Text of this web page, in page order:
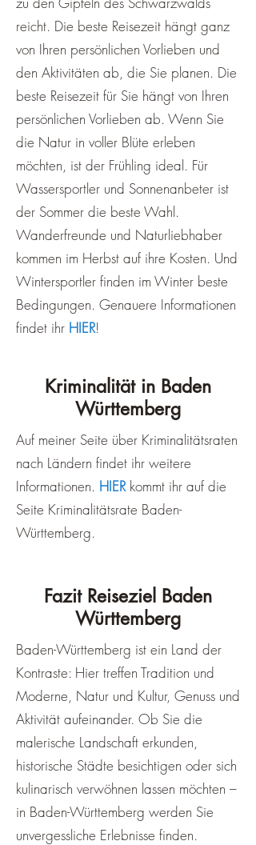
reicht. Die beste Reisezeit hängt ganz
von Ihren persönlichen Vorlieben und
den Aktivitäten ab, die Sie planen. Die
beste Reisezeit für Sie hängt von Ihren
persönlichen Vorlieben ab. Wenn Sie
die Natur in voller Blüte erleben
möchten, ist der Frühling ideal. Für
Wassersportler und Sonnenanbeter ist
der Sommer die beste Wahl.
Wanderfreunde und Naturliebhaber
kommen im Herbst auf ihre Kosten. Und
Wintersportler finden im Winter beste
Bedingungen. Genauere Informationen
findet ihr HIER!
Kriminalität in Baden
Württemberg
Auf meiner Seite über Kriminalitätsraten
nach Ländern findet ihr weitere
Informationen. HIER kommt ihr auf die
Seite Kriminalitätsrate Baden-
Württemberg.
Fazit Reiseziel Baden
Württemberg
​​​​​Baden-Württemberg ist ein Land der
Kontraste: Hier treffen Tradition und
Moderne, Natur und Kultur, Genuss und
Aktivität aufeinander. Ob Sie die
malerische Landschaft erkunden,
historische Städte besichtigen oder sich
kulinarisch verwöhnen lassen möchten –
in Baden-Württemberg werden Sie
unvergessliche Erlebnisse finden.